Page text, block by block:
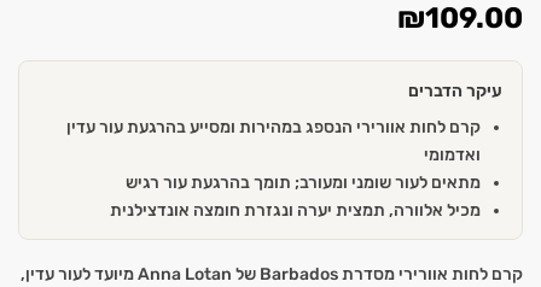
₪109.00
עיקר הדברים
קרם לחות אוורירי הנספג במהירות ומסייע בהרגעת עור עדין
ואדמומי
מתאים לעור שומני ומעורב; תומך בהרגעת עור רגיש
מכיל אלוורה, תמצית יערה ונגזרת חומצה אונדצילנית
קרם לחות אוורירי מסדרת Barbados של Anna Lotan מיועד לעור עדין,